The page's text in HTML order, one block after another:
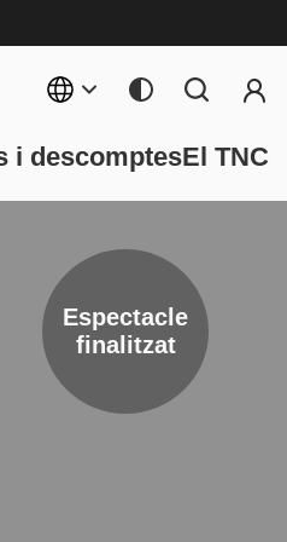
i descomptesEl TNC
Espectacle
finalitzat